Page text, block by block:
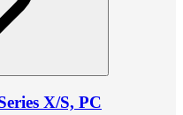
X/S, PC